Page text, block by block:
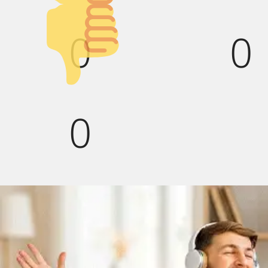
0 0
Палец
вниз!
0